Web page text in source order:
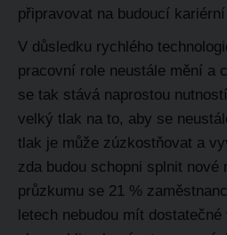
připravovat na budoucí
V důsledku rychlého
pracovní role neustále mění a
se tak stává naprostou
velký tlak na to, aby se
tlak je může zúzkostňovat a
zda budou schopni splnit nové
průzkumu se 21 %
letech nebudou mít